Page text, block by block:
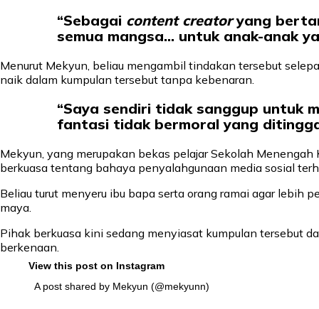
“Sebagai content creatoryang
semua mangsa… untuk anak-anak
Menurut Mekyun, beliau mengambil tindakan tersebut
naik dalam kumpulan tersebut tanpa kebenaran.
“Saya sendiri tidak sanggup untuk
fantasi tidak bermoral yang
Mekyun, yang merupakan bekas pelajar Sekolah
berkuasa tentang bahaya penyalahgunaan media sosial
Beliau turut menyeru ibu bapa serta orang ramai agar lebih
maya.
Pihak berkuasa kini sedang menyiasat kumpulan tersebut
berkenaan.
View this post on Instagram
A post shared by Mekyun (@mekyunn)